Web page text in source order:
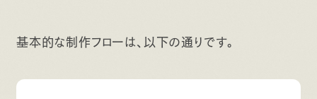
基本的な制作フローは、以下の通りです。